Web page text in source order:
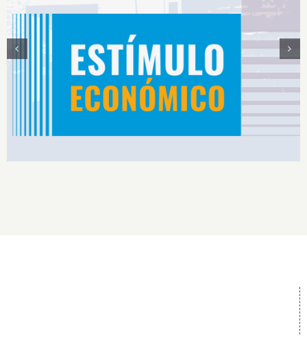
Estímulos Económicos para Deportistas de Alto
Rendimiento IS2026